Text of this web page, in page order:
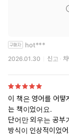
hot***
2026.01.30 신고
이 책은 영어를 어떻
는 책이었어요.
단어만 외우는 공부
방식이 인상적이었